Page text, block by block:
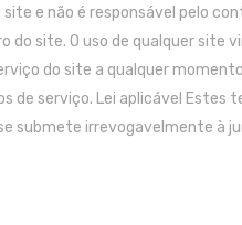
e não é responsável pelo
do site. O uso de qualquer site
do site a qualquer
serviço. Lei aplicável Estes
submete irrevogavelmente à